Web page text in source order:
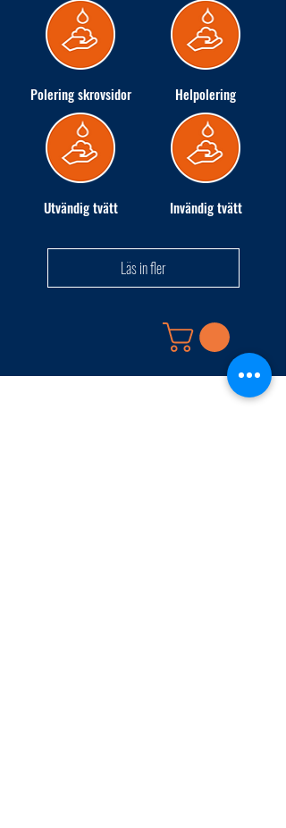
Polering skrovsidor Helpolering
Utvändig tvätt Invändig tvätt
Läs in fler